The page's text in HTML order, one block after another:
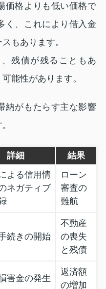
価格よりも低い価格で
く、これにより借入金
もあります。
残債が残ることもあ
能性があります。
納がもたらす主な影響
詳細 結果
よる信用情
ネガティブ
ローン
審査の
難航
続きの開始
不動産
の喪失
と残債
害金の発生
返済額
の増加